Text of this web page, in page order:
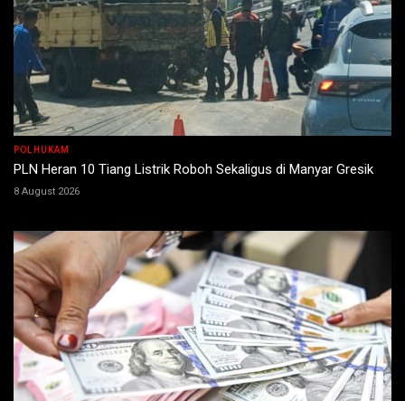
POLHUKAM
PLN Heran 10 Tiang Listrik Roboh Sekaligus di Manyar Gresik
8 August 2026